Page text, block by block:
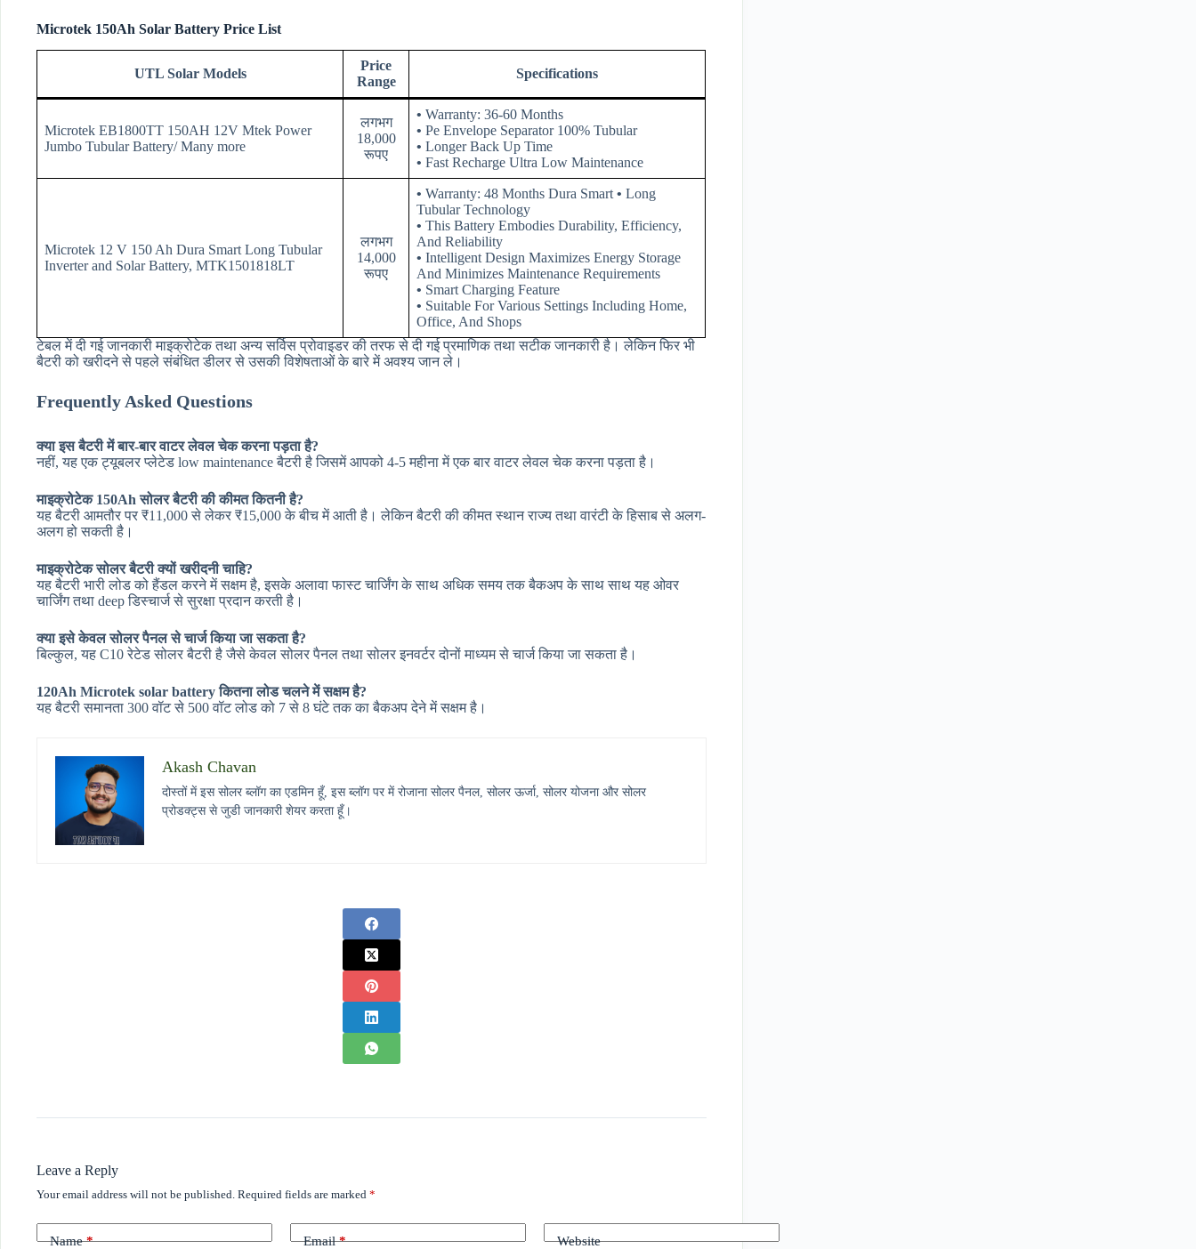
Microtek 150Ah Solar Battery Price List
UTL Solar Models
Price
Range
Specifications
Microtek EB1800TT 150AH 12V Mtek Power
Jumbo Tubular Battery/ Many more
लगभग
18,000
रूपए
• Warranty: 36-60 Months
• Pe Envelope Separator 100% Tubular
• Longer Back Up Time
• Fast Recharge Ultra Low Maintenance
Microtek 12 V 150 Ah Dura Smart Long Tubular
Inverter and Solar Battery, MTK1501818LT
लगभग
14,000
रूपए
• Warranty: 48 Months Dura Smart• Long
Tubular Technology
• This Battery Embodies Durability, Efficiency,
And Reliability
• Intelligent Design Maximizes Energy Storage
And Minimizes Maintenance Requirements
• Smart Charging Feature
• Suitable For Various Settings Including Home,
Office, And Shops
टेबल में दी गई जानकारी माइक्रोटेक तथा अन्य सर्विस प्रोवाइडर की तरफ से दी गई प्रमाणिक तथा सटीक जानकारी है। लेकिन फिर भी
बैटरी को खरीदने से पहले संबंधित डीलर से उसकी विशेषताओं के बारे में अवश्य जान ले।
Frequently Asked Questions
क्या इस बैटरी में बार-बार वाटर लेवल चेक करना पड़ता है?
नहीं, यह एक ट्यूबलर प्लेटेड low maintenance बैटरी है जिसमें आपको 4-5 महीना में एक बार वाटर लेवल चेक करना पड़ता है।
माइक्रोटेक 150Ah सोलर बैटरी की कीमत कितनी है?
यह बैटरी आमतौर पर ₹11,000 से लेकर ₹15,000 के बीच में आती है। लेकिन बैटरी की कीमत स्थान राज्य तथा वारंटी के हिसाब से अलग-
अलग हो सकती है।
माइक्रोटेक सोलर बैटरी क्यों खरीदनी चाहि?
यह बैटरी भारी लोड को हैंडल करने में सक्षम है, इसके अलावा फास्ट चार्जिंग के साथ अधिक समय तक बैकअप के साथ साथ यह ओवर
चार्जिंग तथा deep डिस्चार्ज से सुरक्षा प्रदान करती है।
क्या इसे केवल सोलर पैनल से चार्ज किया जा सकता है?
बिल्कुल, यह C10 रेटेड सोलर बैटरी है जैसे केवल सोलर पैनल तथा सोलर इनवर्टर दोनों माध्यम से चार्ज किया जा सकता है।
120Ah Microtek solar battery कितना लोड चलने में सक्षम है?
यह बैटरी समानता 300 वॉट से 500 वॉट लोड को 7 से 8 घंटे तक का बैकअप देने में सक्षम है।
Akash Chavan
दोस्तों में इस सोलर ब्लॉग का एडमिन हूँ, इस ब्लॉग पर में रोजाना सोलर पैनल, सोलर ऊर्जा, सोलर योजना और सोलर
प्रोडक्ट्स से जुडी जानकारी शेयर करता हूँ।
Leave a Reply
Your email address will not be published. Required fields are marked *
Name* Email* Website